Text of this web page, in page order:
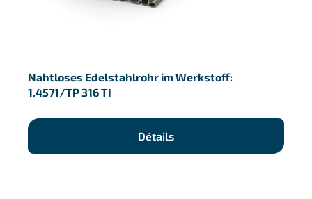
Nahtloses Edelstahlrohr im Werkstoff:
1.4571/TP 316 TI
Détails